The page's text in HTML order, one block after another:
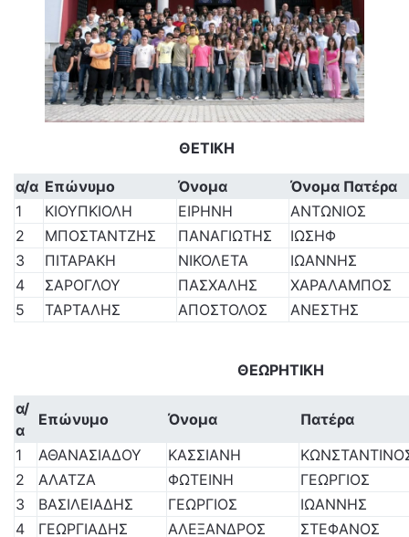
ΘΕΤΙΚΗ
α/α Επώνυμο Όνομα
Όνομα Πατέρα
1
ΚΙΟΥΠΚΙΟΛΗ ΕΙΡΗΝΗ
ΑΝΤΩΝΙΟΣ
2
ΜΠΟΣΤΑΝΤΖΗΣ ΠΑΝΑΓΙΩΤΗΣ
ΙΩΣΗΦ
3
ΠΙΤΑΡΑΚΗ ΝΙΚΟΛΕΤΑ
ΙΩΑΝΝΗΣ
4
ΣΑΡΟΓΛΟΥ ΠΑΣΧΑΛΗΣ
ΧΑΡΑΛΑΜΠΟΣ
5
ΤΑΡΤΑΛΗΣ ΑΠΟΣΤΟΛΟΣ ΑΝΕΣΤΗΣ
ΘΕΩΡΗΤΙΚΗ
α/
α
Επώνυμο Όνομα
Πατέρα
1
ΑΘΑΝΑΣΙΑΔΟΥ ΚΑΣΣΙΑΝΗ
2
ΑΛΑΤΖΑ ΦΩΤΕΙΝΗ
ΓΕΩΡΓΙΟΣ
3
ΒΑΣΙΛΕΙΑΔΗΣ ΓΕΩΡΓΙΟΣ
ΙΩΑΝΝΗΣ
4
ΓΕΩΡΓΙΑΔΗΣ ΑΛΕΞΑΝΔΡΟΣ ΣΤΕΦΑΝΟΣ